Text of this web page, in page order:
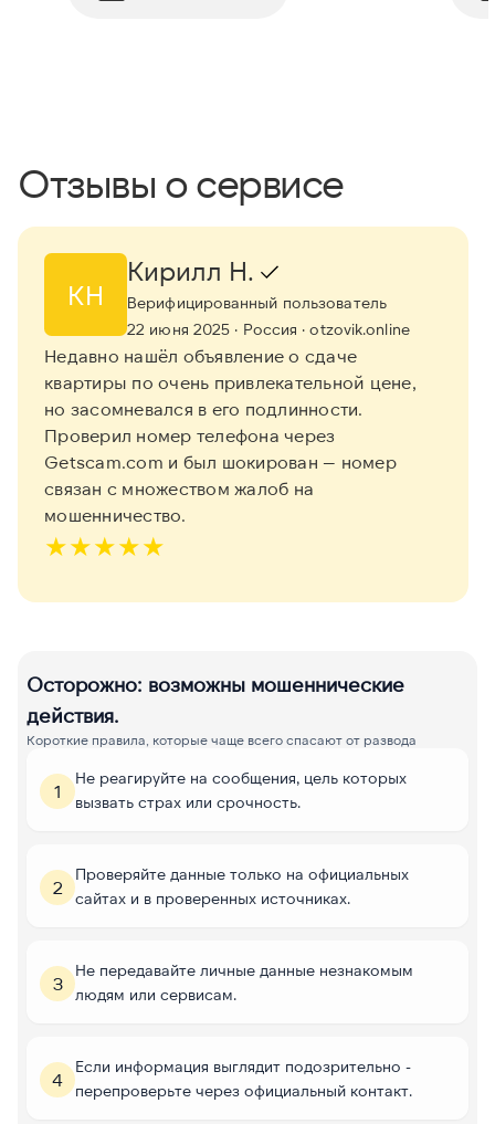
Отзывы о сервисе
КН
Кирилл Н.
Верифицированный пользователь
22 июня 2025 · Россия · otzovik.online
Недавно нашёл объявление о сдаче
квартиры по очень привлекательной цене,
но засомневался в его подлинности.
Проверил номер телефона через
Getscam.com и был шокирован — номер
связан с множеством жалоб на
мошенничество.
★★★★★
Осторожно: возможны мошеннические
действия.
Короткие правила, которые чаще всего спасают от развода
1
Не реагируйте на сообщения, цель которых
вызвать страх или срочность.
2
Проверяйте данные только на официальных
сайтах и в проверенных источниках.
3
Не передавайте личные данные незнакомым
людям или сервисам.
4
Если информация выглядит подозрительно -
перепроверьте через официальный контакт.